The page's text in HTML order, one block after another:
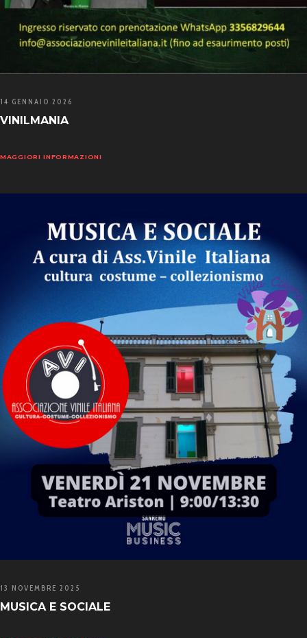
14 GENNAIO 2026
VINILMANIA
MAGGIORI INFORMAZIONI
13 NOVEMBRE 2025
MUSICA E SOCIALE